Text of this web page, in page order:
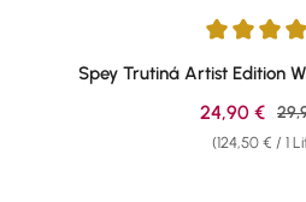
Durchschnittliche Bewertung
Spey Trutiná Artist Edition
(124,50 € / 1
24,90 €